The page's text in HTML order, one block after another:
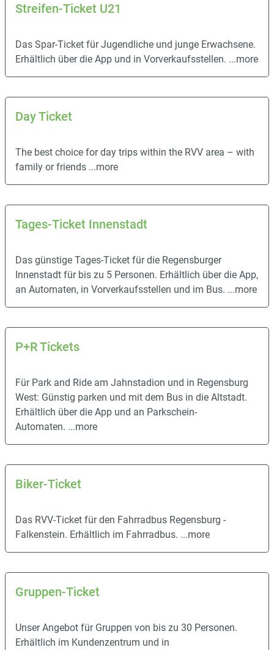
Streifen-Ticket U21
Das Spar-Ticket für Jugendliche und junge Erwachsene.
Erhältlich über die App und in Vorverkaufsstellen. ...more
Day Ticket
The best choice for day trips within the RVV area – with
family or friends ...more
Tages-Ticket Innenstadt
Das günstige Tages-Ticket für die Regensburger
Innenstadt für bis zu 5 Personen. Erhältlich über die App,
an Automaten, in Vorverkaufsstellen und im Bus. ...more
P+R Tickets
Für Park and Ride am Jahnstadion und in Regensburg
West: Günstig parken und mit dem Bus in die Altstadt.
Erhältlich über die App und an Parkschein-
Automaten. ...more
Biker-Ticket
Das RVV-Ticket für den Fahrradbus Regensburg -
Falkenstein. Erhältlich im Fahrradbus. ...more
Gruppen-Ticket
Unser Angebot für Gruppen von bis zu 30 Personen.
Erhältlich im Kundenzentrum und in